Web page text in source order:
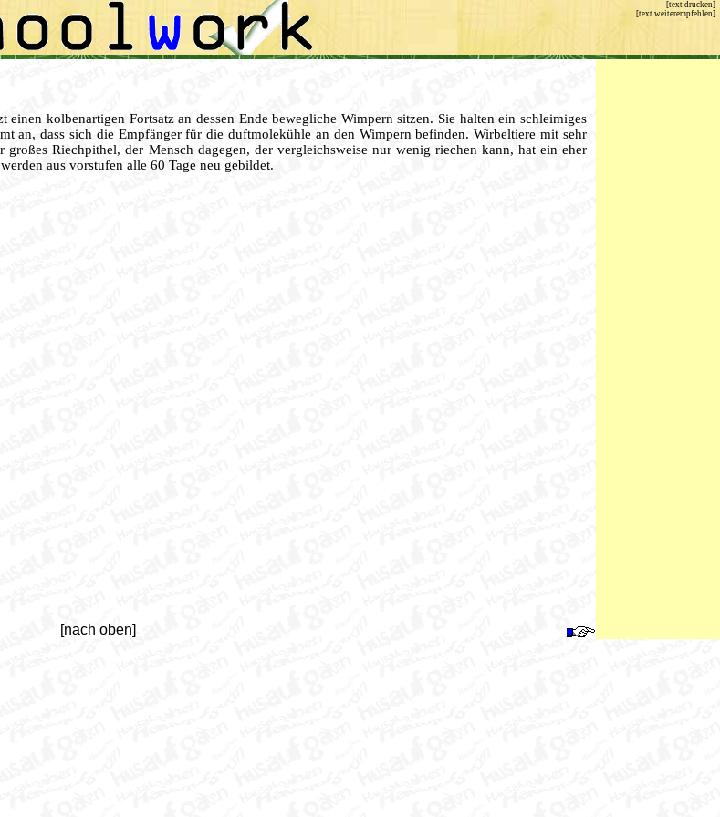
[text weiterempfehlen]
einen kolbenartigen Fortsatz an dessen Ende bewegliche Wimpern sitzen. Sie halten ein schleimiges
an, dass sich die Empfänger für die duftmolekühle an den Wimpern befinden. Wirbeltiere mit sehr
Riechpithel, der Mensch dagegen, der vergleichsweise nur wenig riechen kann, hat ein eher
aus vorstufen alle 60 Tage neu gebildet.
[nach oben]